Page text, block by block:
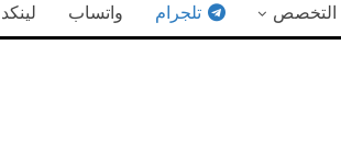
التخصص تلجرام واتساب